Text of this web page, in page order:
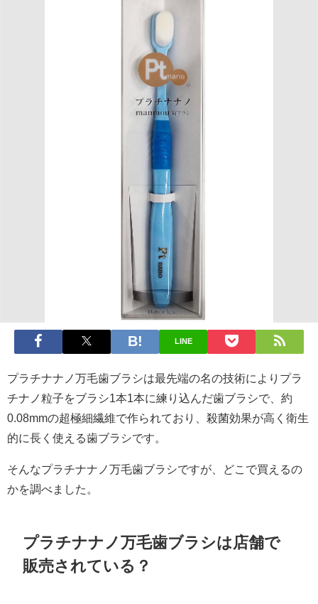
LINE
プラチナナノ万毛歯ブラシは最先端の名の技術によりプラ
チナノ粒子をブラシ1本1本に練り込んだ歯ブラシで、 約
0.08mmの超極細繊維で作られており、 殺菌効果が高く衛生
的に長く使える歯ブラシです。
そんなプラチナナノ万毛歯ブラシですが、どこで買えるの
かを調べました。
プラチナナノ万毛歯ブラシは店舗で
販売されている？